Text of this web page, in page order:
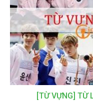
[TỪ VỰNG] TỪ